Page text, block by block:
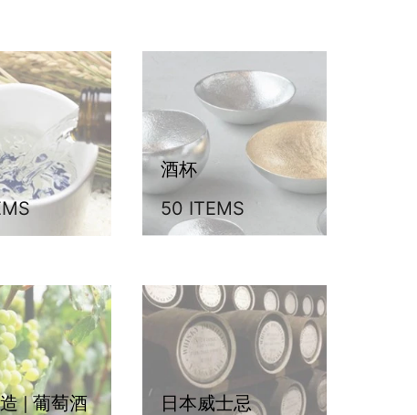
酒杯
50 ITEMS
| 葡萄酒
日本威士忌